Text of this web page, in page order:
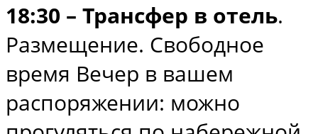
18:30 – Трансфер в отель.
Размещение. Свободное
время Вечер в вашем
распоряжении: можно